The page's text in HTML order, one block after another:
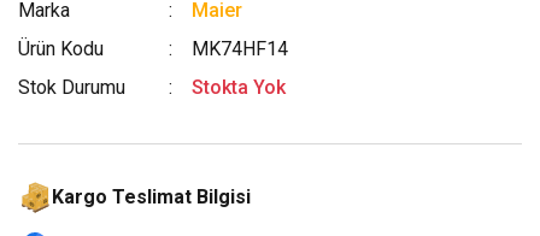
Marka
Maier
Ürün Kodu
MK74HF14
Stok Durumu
Stokta Yok
Kargo Teslimat Bilgisi